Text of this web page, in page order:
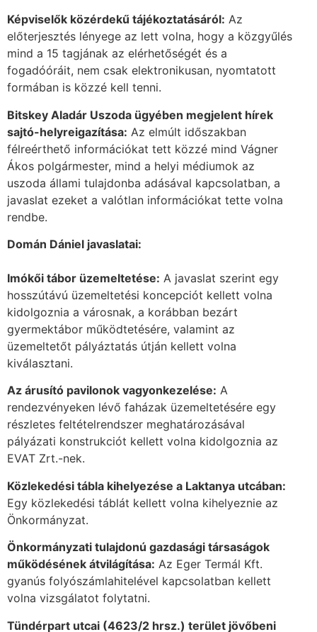
Képviselők közérdekű tájékoztatásáról: Az
előterjesztés lényege az lett volna, hogy a közgyűlés
mind a 15 tagjának az elérhetőségét és a
fogadóóráit, nem csak elektronikusan, nyomtatott
formában is közzé kell tenni.
Bitskey Aladár Uszoda ügyében megjelent hírek
sajtó-helyreigazítása: Az elmúlt időszakban
félreérthető információkat tett közzé mind Vágner
Ákos polgármester, mind a helyi médiumok az
uszoda állami tulajdonba adásával kapcsolatban, a
javaslat ezeket a valótlan információkat tette volna
rendbe.
Domán Dániel javaslatai:
Imókői tábor üzemeltetése: A javaslat szerint egy
hosszútávú üzemeltetési koncepciót kellett volna
kidolgoznia a városnak, a korábban bezárt
gyermektábor működtetésére, valamint az
üzemeltetőt pályáztatás útján kellett volna
kiválasztani.
Az árusító pavilonok vagyonkezelése: A
rendezvényeken lévő faházak üzemeltetésére egy
részletes feltételrendszer meghatározásával
pályázati konstrukciót kellett volna kidolgoznia az
EVAT Zrt.-nek.
Közlekedési tábla kihelyezése a Laktanya utcában:
Egy közlekedési táblát kellett volna kihelyeznie az
Önkormányzat.
Önkormányzati tulajdonú gazdasági társaságok
működésének átvilágítása: Az Eger Termál Kft.
gyanús folyószámlahitelével kapcsolatban kellett
volna vizsgálatot folytatni.
Tündérpart utcai (4623/2 hrsz.) terület jövőbeni